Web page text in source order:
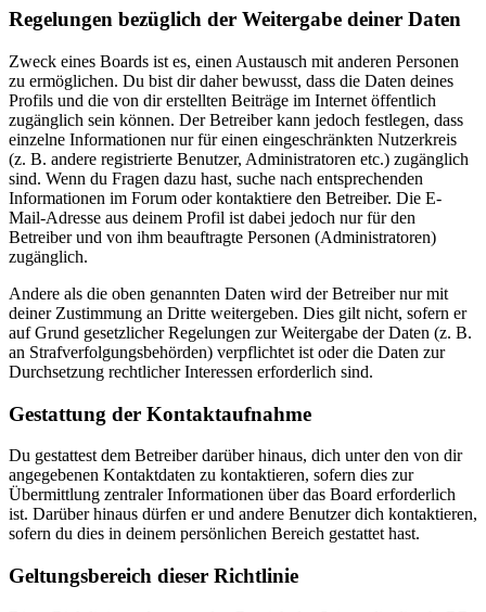
Regelungen bezüglich der Weitergabe deiner Daten
Zweck eines Boards ist es, einen Austausch mit anderen Personen
zu ermöglichen. Du bist dir daher bewusst, dass die Daten deines
Profils und die von dir erstellten Beiträge im Internet öffentlich
zugänglich sein können. Der Betreiber kann jedoch festlegen, dass
einzelne Informationen nur für einen eingeschränkten Nutzerkreis
(z. B. andere registrierte Benutzer, Administratoren etc.) zugänglich
sind. Wenn du Fragen dazu hast, suche nach entsprechenden
Informationen im Forum oder kontaktiere den Betreiber. Die E-
Mail-Adresse aus deinem Profil ist dabei jedoch nur für den
Betreiber und von ihm beauftragte Personen (Administratoren)
zugänglich.
Andere als die oben genannten Daten wird der Betreiber nur mit
deiner Zustimmung an Dritte weitergeben. Dies gilt nicht, sofern er
auf Grund gesetzlicher Regelungen zur Weitergabe der Daten (z. B.
an Strafverfolgungsbehörden) verpflichtet ist oder die Daten zur
Durchsetzung rechtlicher Interessen erforderlich sind.
Gestattung der Kontaktaufnahme
Du gestattest dem Betreiber darüber hinaus, dich unter den von dir
angegebenen Kontaktdaten zu kontaktieren, sofern dies zur
Übermittlung zentraler Informationen über das Board erforderlich
ist. Darüber hinaus dürfen er und andere Benutzer dich kontaktieren,
sofern du dies in deinem persönlichen Bereich gestattet hast.
Geltungsbereich dieser Richtlinie